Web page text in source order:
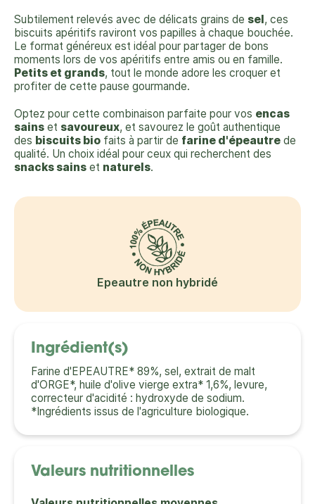
Subtilement relevés avec de délicats grains de sel , ces
biscuits apéritifs raviront vos papilles à chaque bouchée.
Le format généreux est idéal pour partager de bons
moments lors de vos apéritifs entre amis ou en famille.
Petits et grands, tout le monde adore les croquer et
profiter de cette pause gourmande.
Optez pour cette combinaison parfaite pour vos encas
sains et savoureux, et savourez le goût authentique
des biscuits bio faits à partir de farine d'épeautre de
qualité. Un choix idéal pour ceux qui recherchent des
snacks sains et naturels.
Epeautre non hybridé
Ingrédient(s)
Farine d'EPEAUTRE* 89%, sel, extrait de malt
d'ORGE*, huile d'olive vierge extra* 1,6%, levure,
correcteur d'acidité : hydroxyde de sodium.
*Ingrédients issus de l'agriculture biologique.
Valeurs nutritionnelles